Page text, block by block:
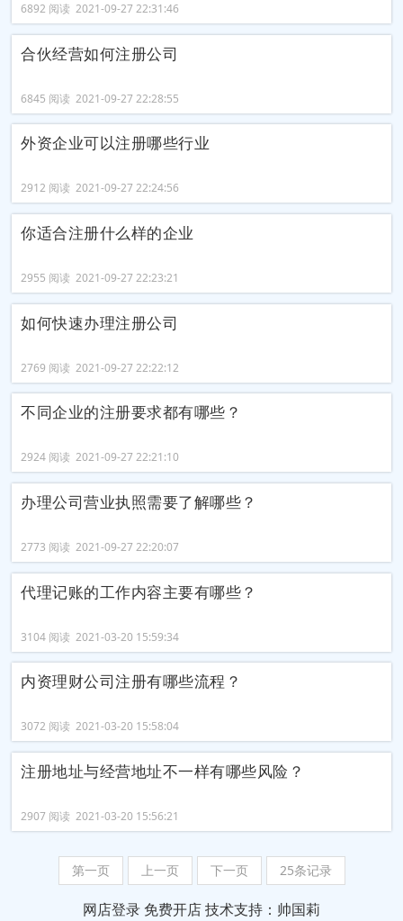
6892 阅读 2021-09-27 22:31:46
合伙经营如何注册公司
6845 阅读 2021-09-27 22:28:55
外资企业可以注册哪些行业
2912 阅读 2021-09-27 22:24:56
你适合注册什么样的企业
2955 阅读 2021-09-27 22:23:21
如何快速办理注册公司
2769 阅读 2021-09-27 22:22:12
不同企业的注册要求都有哪些？
2924 阅读 2021-09-27 22:21:10
办理公司营业执照需要了解哪些？
2773 阅读 2021-09-27 22:20:07
代理记账的工作内容主要有哪些？
3104 阅读 2021-03-20 15:59:34
内资理财公司注册有哪些流程？
3072 阅读 2021-03-20 15:58:04
注册地址与经营地址不一样有哪些风险？
2907 阅读 2021-03-20 15:56:21
第一页 上一页 下一页 25条记录
网店登录 免费开店技术支持：帅国莉